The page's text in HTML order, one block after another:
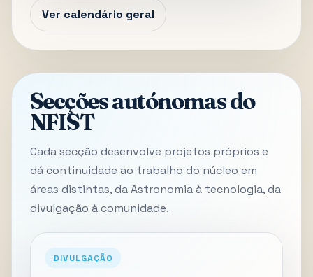
Ver calendário geral
Secções autónomas do
NFIST
Cada secção desenvolve projetos próprios e
dá continuidade ao trabalho do núcleo em
áreas distintas, da Astronomia à tecnologia, da
divulgação à comunidade.
DIVULGAÇÃO